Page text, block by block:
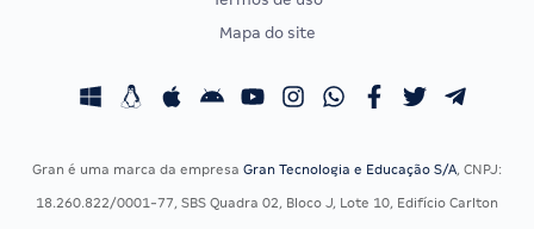
Concursos Fiscais
Calendário OAB
Mapa do site
Gran é uma marca da empresa Gran Tecnologia e Educação S/A, CNPJ:
18.260.822/0001-77, SBS Quadra 02, Bloco J, Lote 10, Edifício Carlton